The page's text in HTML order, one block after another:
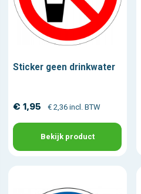
Sticker geen drinkwater
€ 1,95 € 2,36 incl. BTW
Bekijk product